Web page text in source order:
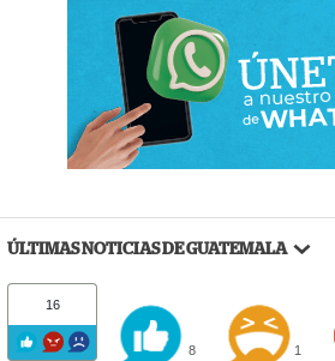
ÚLTIMAS NOTICIAS DE GUATEMALA
16
8 1